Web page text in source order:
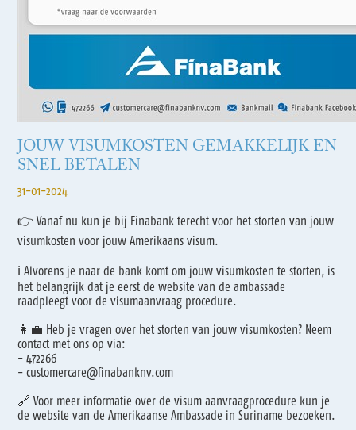
JOUW VISUMKOSTEN GEMAKKELIJK EN
SNEL BETALEN
31-01-2024
👉 Vanaf nu kun je bij Finabank terecht voor het storten van jouw
visumkosten voor jouw Amerikaans visum.
ℹ️ Alvorens je naar de bank komt om jouw visumkosten te storten, is
het belangrijk dat je eerst de website van de ambassade
raadpleegt voor de visumaanvraag procedure.
👩‍💼 Heb je vragen over het storten van jouw visumkosten? Neem
contact met ons op via:
- 472266
- customercare@finabanknv.com
🔗 Voor meer informatie over de visum aanvraagprocedure kun je
de website van de Amerikaanse Ambassade in Suriname bezoeken.